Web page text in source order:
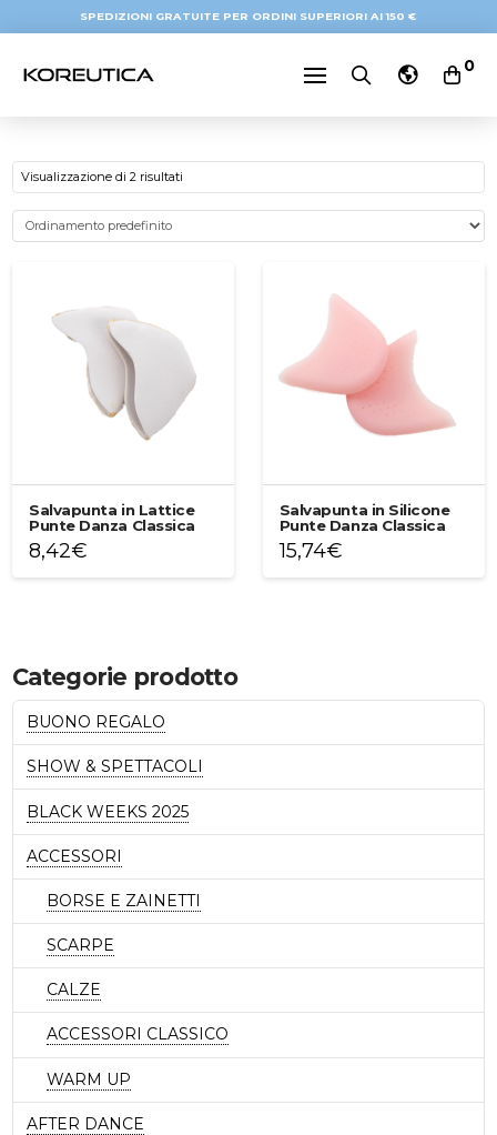
SPEDIZIONI GRATUITE PER ORDINI SUPERIORI AI 150 €
0
Visualizzazione di 2 risultati
Salvapunta in Lattice
Punte Danza Classica
8,42€
Salvapunta in Silicone
Punte Danza Classica
15,74€
Categorie prodotto
BUONO REGALO
SHOW & SPETTACOLI
BLACK WEEKS 2025
ACCESSORI
BORSE E ZAINETTI
SCARPE
CALZE
ACCESSORI CLASSICO
WARM UP
AFTER DANCE